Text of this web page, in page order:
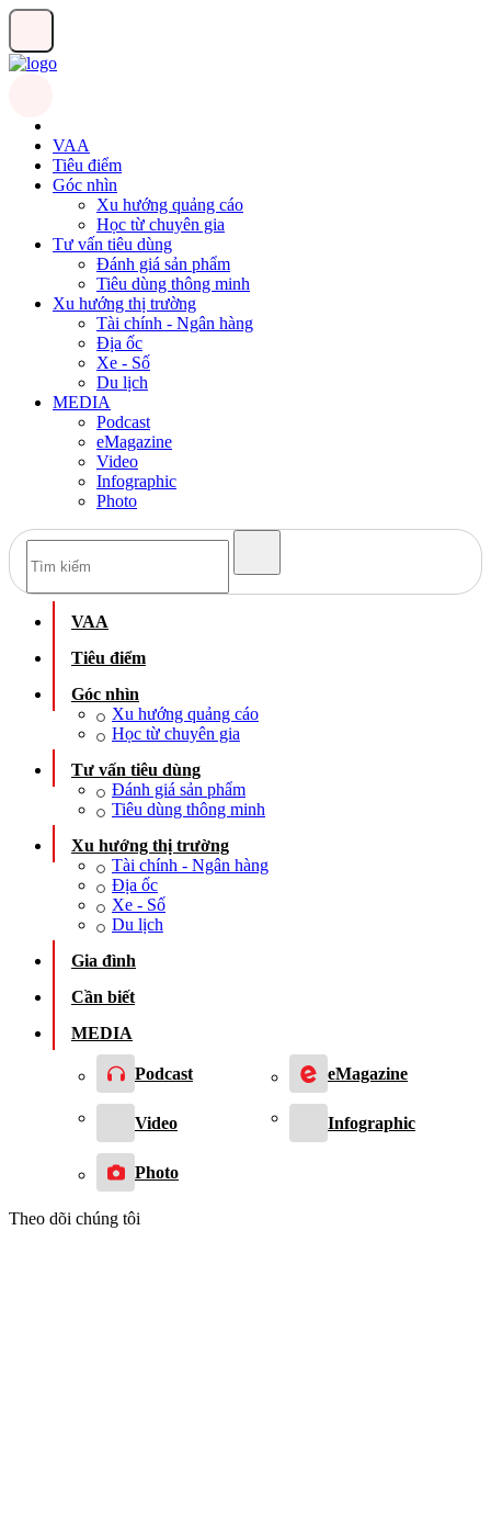
VAA
Tiêu điểm
Góc nhìn
Xu hướng quảng cáo
Học từ chuyên gia
Tư vấn tiêu dùng
Đánh giá sản phẩm
Tiêu dùng thông minh
Xu hướng thị trường
Tài chính - Ngân hàng
Địa ốc
Xe - Số
Du lịch
MEDIA
Podcast
eMagazine
Video
Infographic
Photo
VAA
Tiêu điểm
Góc nhìn
Xu hướng quảng cáo
Học từ chuyên gia
Tư vấn tiêu dùng
Đánh giá sản phẩm
Tiêu dùng thông minh
Xu hướng thị trường
Tài chính - Ngân hàng
Địa ốc
Xe - Số
Du lịch
Gia đình
Cần biết
MEDIA
Podcast eMagazine
Video Infographic
Photo
Theo dõi chúng tôi